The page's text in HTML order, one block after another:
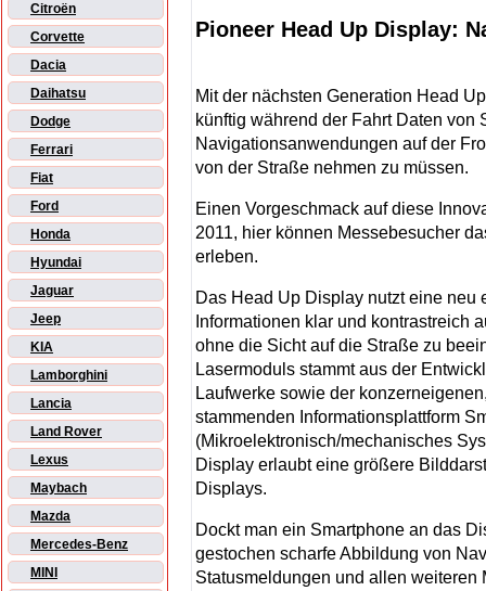
Citroën
Corvette
Dacia
Daihatsu
Dodge
Ferrari
Fiat
Ford
Honda
Hyundai
Jaguar
Jeep
KIA
Lamborghini
Lancia
Land Rover
Lexus
Maybach
Mazda
Mercedes-Benz
MINI
Pioneer Head Up Display:
Mit der nächsten Generation Head
künftig während der Fahrt Daten von
Navigationsanwendungen auf der
von der Straße nehmen zu müssen.
Einen Vorgeschmack auf diese
2011, hier können Messebesucher
erleben.
Das Head Up Display nutzt eine
Informationen klar und kontrastreich
ohne die Sicht auf die Straße zu
Lasermoduls stammt aus der
Laufwerke sowie der
stammenden Informationsplattform
(Mikroelektronisch/mechanisches
Display erlaubt eine größere
Displays.
Dockt man ein Smartphone an das
gestochen scharfe Abbildung von
Statusmeldungen und allen weiteren